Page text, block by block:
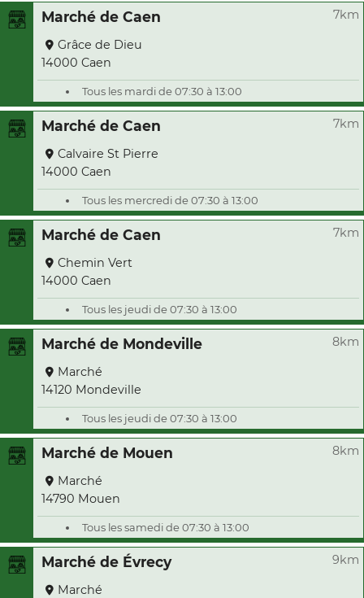
Marché de Caen 7km
Grâce de Dieu
14000 Caen
Tous les mardi de 07:30 à 13:00
Marché de Caen 7km
Calvaire St Pierre
14000 Caen
Tous les mercredi de 07:30 à 13:00
Marché de Caen 7km
Chemin Vert
14000 Caen
Tous les jeudi de 07:30 à 13:00
Marché de Mondeville 8km
Marché
14120 Mondeville
Tous les jeudi de 07:30 à 13:00
Marché de Mouen 8km
Marché
14790 Mouen
Tous les samedi de 07:30 à 13:00
Marché de Évrecy 9km
Marché